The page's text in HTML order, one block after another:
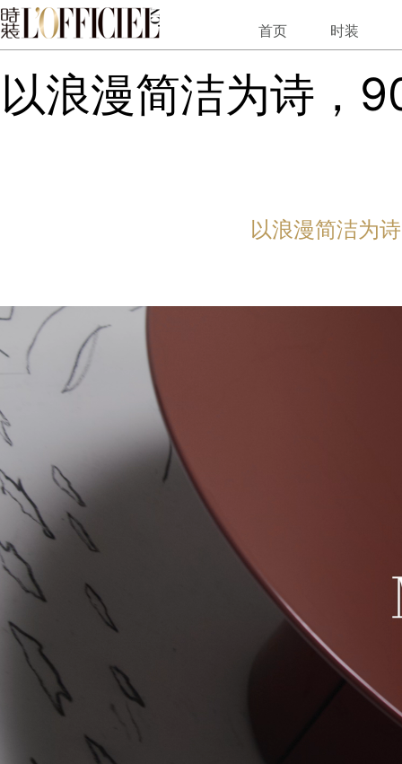
首页 时装
以浪漫简洁为诗，90岁的"意式家居文化指南针"带来惊喜
以浪漫简洁为诗，
以浪漫简洁为